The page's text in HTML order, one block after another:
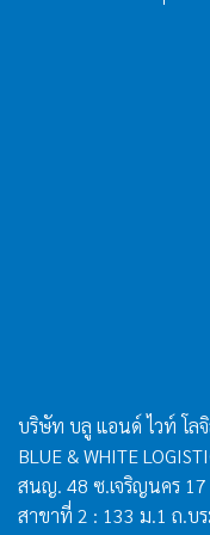
บริษัท บลู แอนด์ ไวท์ โล
BLUE & WHITE
สนญ. 48 ซ.เจริญนคร 17
สาขาที่ 2 : 133 ม.1 ถ.บ